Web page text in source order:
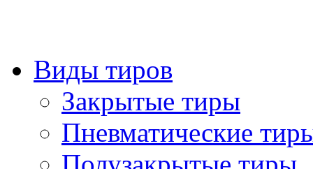
Виды тиров
Закрытые тиры
Пневматические